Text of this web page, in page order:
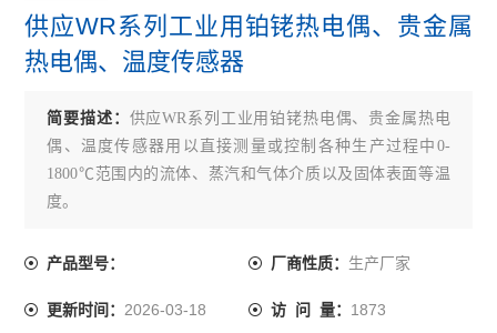
供应WR系列工业用铂铑热电偶、贵金属
热电偶、温度传感器
简要描述： 供应WR系列工业用铂铑热电偶、贵金属热电
偶、温度传感器用以直接测量或控制各种生产过程中0-
1800℃范围内的流体、蒸汽和气体介质以及固体表面等温
度。
产品型号： 厂商性质： 生产厂家
更新时间：2026-03-18 访 问 量： 1873